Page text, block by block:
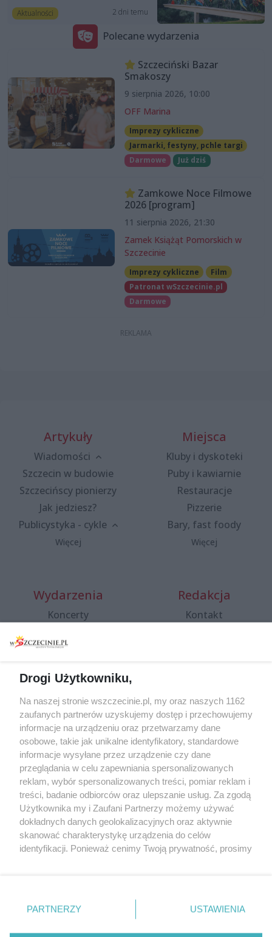
Aktualności 2 dni temu
Polecane wydarzenia
Szczeciński Bazar
Smakoszy
9 sierpnia 2026, 10:00
OFF Marina
Imprezy cykliczne
Jarmarki, festyny, pchle targi
Darmowe
Już dziś
Zamkowe Noce Filmowe
2026 [program]
11 sierpnia 2026, 21:30
Zamek Książąt Pomorskich w
Szczecinie
Imprezy cykliczne
Film
Patronat wSzczecinie.pl
Darmowe
Artykuły
Wiadomości
Szczecin w budowie
Szczecińscy pionierzy
Jak jedziesz?
Publicystyka - cykle
Więcej
Miejsca
Kluby i dyskoteki
Puby i kawiarnie
Restauracje
Pizzerie
Bary, fast foody
Więcej
Wydarzenia
Koncerty
Spacery i oprowadzania
targi
Wernisaże
Więcej
Redakcja
Kontakt
Specjalny koncert z okazji
20. urodzin portalu
wSzczecinie.pl
Regulamin konkursów
śniadaniówka "Hej
Szczecin! Jest piątek!"
Partnerzy
Praca Szczecin
© 2026 wSzczecinie.pl
Drogi Użytkowniku,
Na naszej stronie wszczecinie.pl, my oraz naszych 1162
zaufanych partnerów uzyskujemy dostęp i przechowujemy
informacje na urządzeniu oraz przetwarzamy dane
osobowe, takie jak unikalne identyfikatory, standardowe
informacje wysyłane przez urządzenie czy dane
przeglądania w celu zapewniania spersonalizowanych
reklam, wybór spersonalizowanych treści, pomiar reklam i
treści, badanie odbiorców oraz ulepszanie usług. Za zgodą
Użytkownika my i Zaufani Partnerzy możemy używać
dokładnych danych geolokalizacyjnych oraz aktywnie
skanować charakterystykę urządzenia do celów
identyfikacji. Ponieważ cenimy Twoją prywatność, prosimy
prywatności znajdujący się w lewym dolnym rogu strony
. Niektóre rodzaje przetwarzania danych nie wymagają
PARTNERZY USTAWIENIA